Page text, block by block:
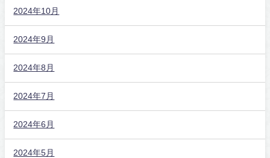
2024年10月
2024年9月
2024年8月
2024年7月
2024年6月
2024年5月